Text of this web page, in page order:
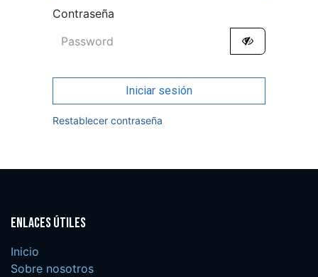
Contraseña
Iniciar sesión
Restablecer contraseña
Enlaces útiles
Inicio
Sobre nosotros